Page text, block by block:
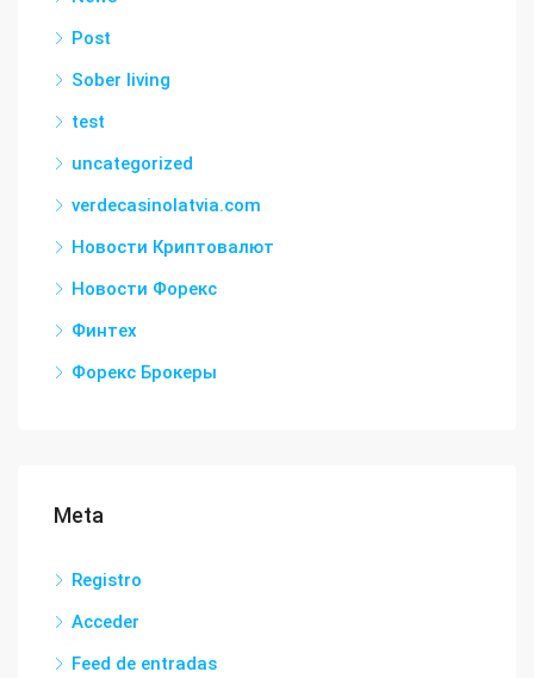
Post
Sober living
test
uncategorized
verdecasinolatvia.com
Новости Криптовалют
Новости Форекс
Финтех
Форекс Брокеры
Meta
Registro
Acceder
Feed de entradas